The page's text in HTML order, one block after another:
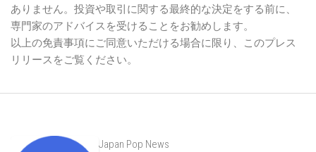
ありません。投資や取引に関する最終的な決定をする前に、
専門家のアドバイスを受けることをお勧めします。
以上の免責事項にご同意いただける場合に限り、このプレス
リリースをご覧ください。
Japan Pop News